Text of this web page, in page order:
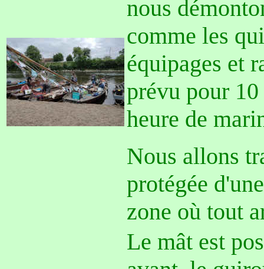
nous
comme les
équipages et
prévu pour
heure de
Nous allons
protégée
zone où tout
Le mât est